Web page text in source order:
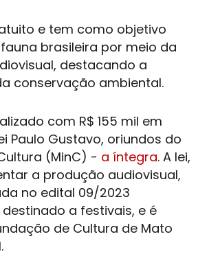
e tem como objetivo
brasileira por meio da
destacando a
conservação ambiental.
com R$ 155 mil em
Paulo Gustavo, oriundos do
(MinC) - a íntegra. A lei,
a produção audiovisual,
no edital 09/2023
a festivais, e é
de Cultura de Mato